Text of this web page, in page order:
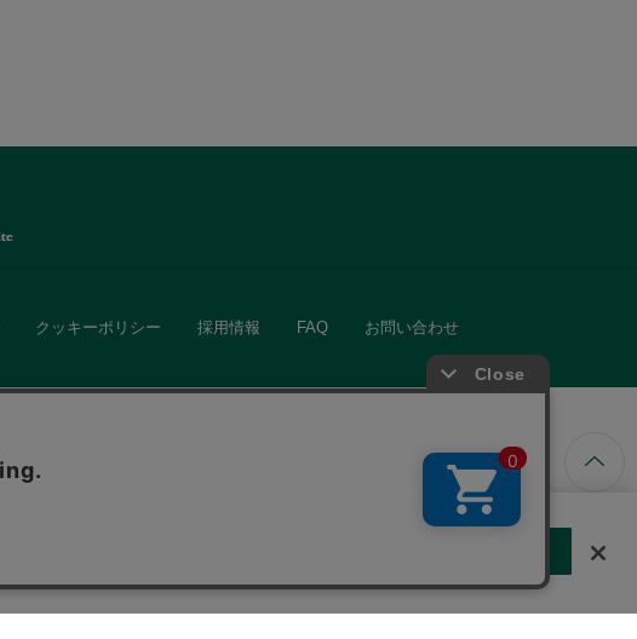
クッキーポリシー 採用情報 FAQ お問い合わせ